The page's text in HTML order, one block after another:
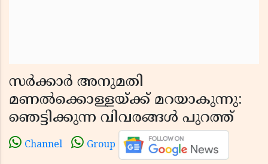
സർക്കാർ അനുമതി
മണൽക്കൊള്ളയ്ക്ക് മറയാകുന്നു:
ഞെട്ടിക്കുന്ന വിവരങ്ങൾ പുറത്ത്
Channel Group